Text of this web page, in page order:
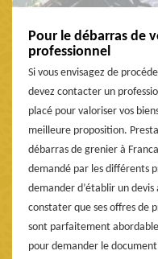
Pour le débarras de
professionnel
Si vous envisagez de
devez contacter un
placé pour valoriser vos
meilleure proposition.
débarras de grenier à
demandé par les différents
demander d’établir un devis
constater que ses offres de
sont parfaitement
pour demander le